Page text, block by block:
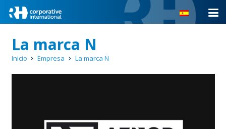
La marca N
Inicio Empresa La marca N